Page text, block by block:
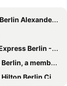
Alexanderplatz hotel
- Alexanderplatz By Ihg
of Radisson Individuals
City Centre Alexanderplatz